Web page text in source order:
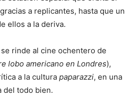
a replicantes, hasta que un
ellos a la deriva.
rinde al cine ochentero de
lobo americano en Londres),
a la cultura paparazzi, en una
del todo bien.